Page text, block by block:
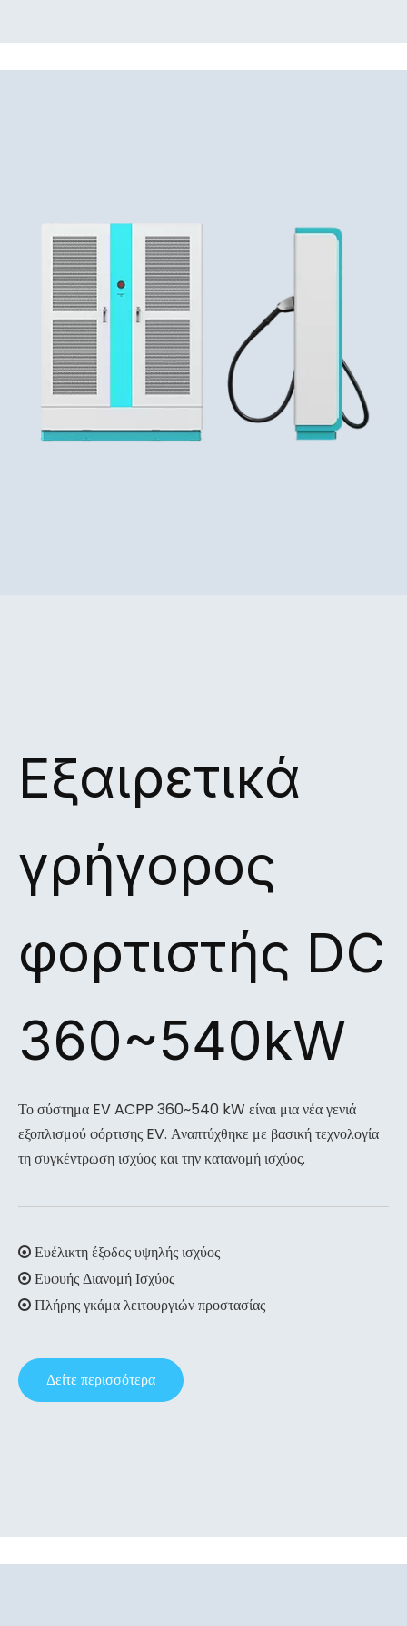
Εξαιρετικά
γρήγορος
φορτιστής DC
360~540kW
Το σύστημα EV ACPP 360~540 kW είναι μια νέα γενιά
εξοπλισμού φόρτισης EV. Αναπτύχθηκε με βασική τεχνολογία
τη συγκέντρωση ισχύος και την κατανομή ισχύος.
 Ευέλικτη έξοδος υψηλής ισχύος
 Ευφυής Διανομή Ισχύος
 Πλήρης γκάμα λειτουργιών προστασίας
Δείτε περισσότερα